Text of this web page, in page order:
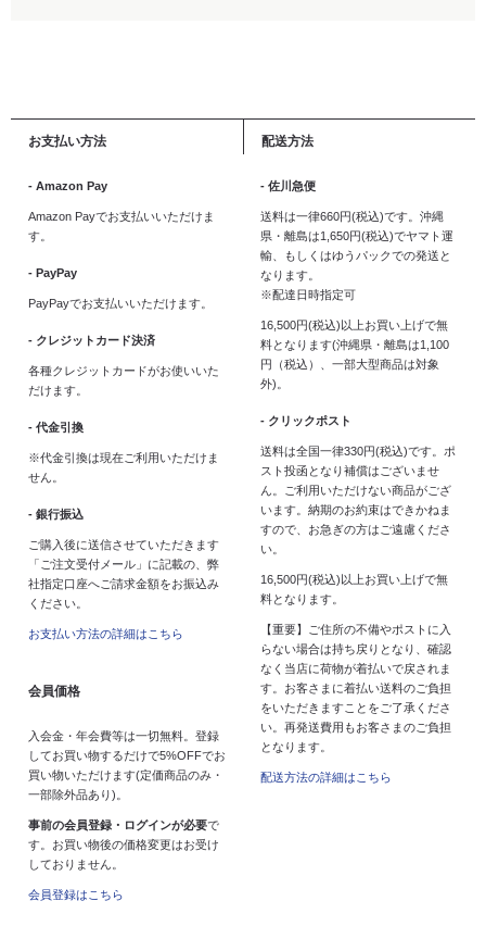
お支払い方法
- Amazon Pay
Amazon Payでお支払いいただけま
す。
- PayPay
PayPayでお支払いいただけます。
- クレジットカード決済
各種クレジットカードがお使いいた
だけます。
- 代金引換
※代金引換は現在ご利用いただけま
せん。
- 銀行振込
ご購入後に送信させていただきます
「ご注文受付メール」に記載の、弊
社指定口座へご請求金額をお振込み
ください。
お支払い方法の詳細はこちら
会員価格
入会金・年会費等は一切無料。登録
してお買い物するだけで5%OFFでお
買い物いただけます(定価商品のみ・
一部除外品あり)。
事前の会員登録・ログインが必要で
す。お買い物後の価格変更はお受け
しておりません。
会員登録はこちら
配送方法
- 佐川急便
送料は一律660円(税込)です。沖縄
県・離島は1,650円(税込)でヤマト運
輸、もしくはゆうパックでの発送と
なります。
※配達日時指定可
16,500円(税込)以上お買い上げで無
料となります(沖縄県・離島は1,100
円（税込）、一部大型商品は対象
外)。
- クリックポスト
送料は全国一律330円(税込)です。ポ
スト投函となり補償はございませ
ん。ご利用いただけない商品がござ
います。納期のお約束はできかねま
すので、お急ぎの方はご遠慮くださ
い。
16,500円(税込)以上お買い上げで無
料となります。
【重要】ご住所の不備やポストに入
らない場合は持ち戻りとなり、確認
なく当店に荷物が着払いで戻されま
す。お客さまに着払い送料のご負担
をいただきますことをご了承くださ
い。再発送費用もお客さまのご負担
となります。
配送方法の詳細はこちら